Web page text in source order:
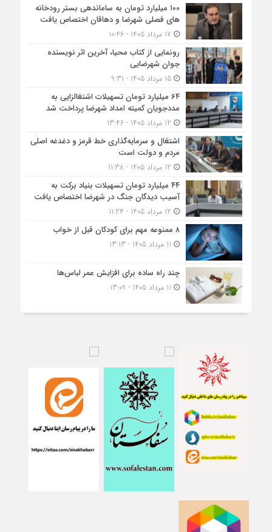
۱۰۰ میلیارد تومان به ساماندهی بستر رودخانه
های فصلی شهرضا و دهاقان اختصاص یافت
رونمایی از کتاب محیا، آخرین اثر نویسنده
جوان شهرضایی
15 مرداد 1405 - 9:31
۶۴ میلیارد تومان تسهیلات اشتغالزایی به
مددجویان کمیته امداد شهرضا پرداخت شد
اشتغال و سرمایه‌گذاری خط قرمز و دغدغه اصلی
مردم و دولت است
۴۴ میلیارد تومان تسهیلات بنیاد برکت به
آسیب دیدگان جنگ در شهرضا اختصاص یافت
۸ ممنوعه مهم برای کودکان قبل از خواب
چند راه ساده برای افزایش عمر لباس‌ها